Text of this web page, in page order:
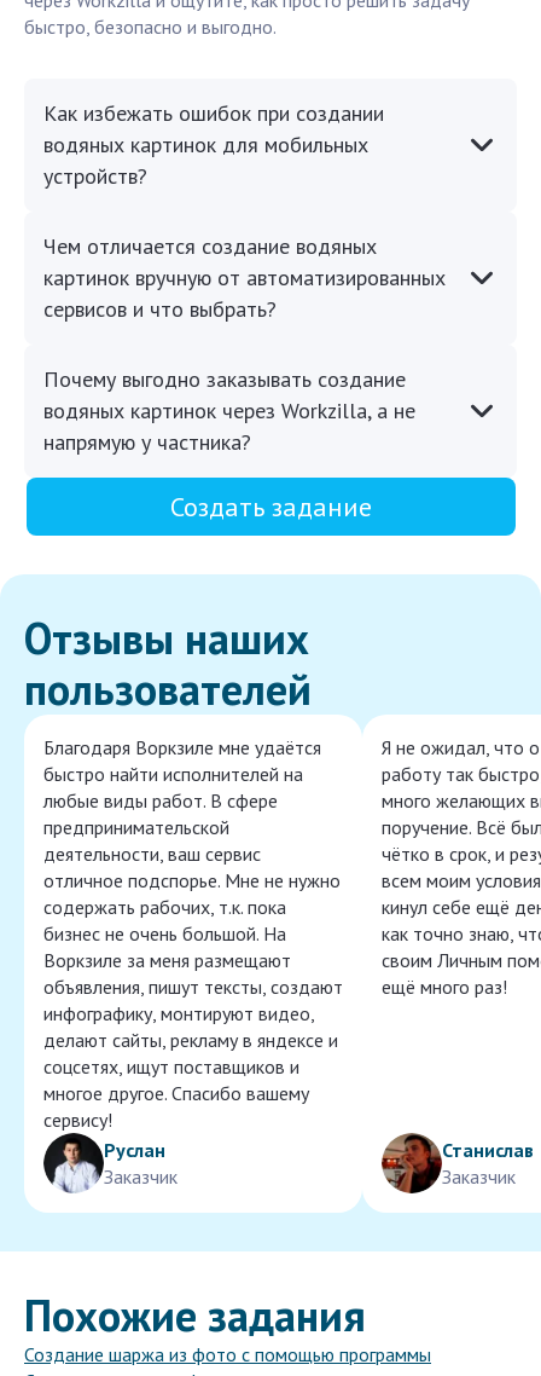
быстро, безопасно и выгодно.
Как избежать ошибок при создании
водяных картинок для мобильных
устройств?
Чем отличается создание водяных
картинок вручную от автоматизированных
сервисов и что выбрать?
Почему выгодно заказывать создание
водяных картинок через Workzilla, а не
напрямую у частника?
Создать задание
Отзывы наших
пользователей
Благодаря Воркзиле мне удаётся
быстро найти исполнителей на
любые виды работ. В сфере
предпринимательской
деятельности, ваш сервис
отличное подспорье. Мне не нужно
содержать рабочих, т.к. пока
бизнес не очень большой. На
Воркзиле за меня размещают
объявления, пишут тексты, создают
инфографику, монтируют видео,
делают сайты, рекламу в яндексе и
соцсетях, ищут поставщиков и
многое другое. Спасибо вашему
сервису!
Руслан
Заказчик
Я не ожидал, что
работу так
много желающих
поручение. Всё
чётко в срок, и
всем моим
кинул себе ещё
как точно знаю,
своим Личным
ещё много раз!
Станислав
Заказчик
Похожие задания
Создание шаржа из фото с помощью программы